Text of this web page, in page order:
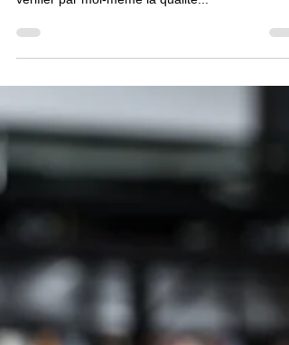
Voilà quelques temps que Saal Digital me faisait
de l'œil sur les réseaux sociaux... il était temps